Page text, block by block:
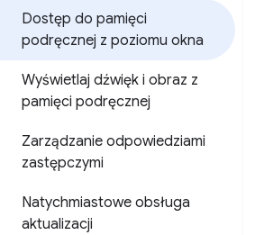
Dostęp do pamięci
podręcznej z poziomu okna
Wyświetlaj dźwięk i obraz z
pamięci podręcznej
Zarządzanie odpowiedziami
zastępczymi
Natychmiastowe obsługa
aktualizacji